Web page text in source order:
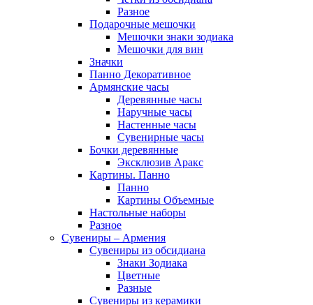
Разное
Подарочные мешочки
Мешочки знаки зодиака
Мешочки для вин
Значки
Панно Декоративное
Армянские часы
Деревянные часы
Наручные часы
Настенные часы
Сувенирные часы
Бочки деревянные
Эксклюзив Аракс
Картины. Панно
Панно
Картины Объемные
Настольные наборы
Разное
Сувениры – Армения
Сувениры из обсидиана
Знаки Зодиака
Цветные
Разные
Сувениры из керамики